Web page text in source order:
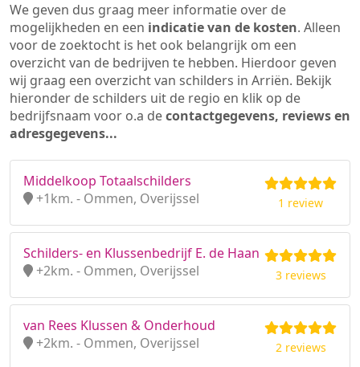
We geven dus graag meer informatie over de
mogelijkheden en een indicatie van de kosten. Alleen
voor de zoektocht is het ook belangrijk om een
overzicht van de bedrijven te hebben. Hierdoor geven
wij graag een overzicht van schilders in Arriën. Bekijk
hieronder de schilders uit de regio en klik op de
bedrijfsnaam voor o.a decontactgegevens, reviews en
adresgegevens...
Middelkoop Totaalschilders
+1km. - Ommen, Overijssel
1 review
Schilders- en Klussenbedrijf E. de Haan
+2km. - Ommen, Overijssel
3 reviews
van Rees Klussen & Onderhoud
+2km. - Ommen, Overijssel
2 reviews